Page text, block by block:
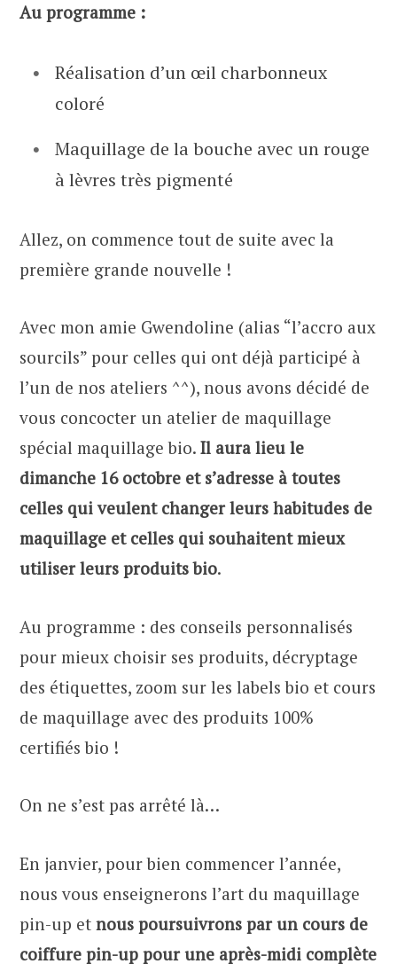
Au programme :
Réalisation d’un œil charbonneux
coloré
Maquillage de la bouche avec un rouge
à lèvres très pigmenté
Allez, on commence tout de suite avec la
première grande nouvelle !
Avec mon amie Gwendoline (alias “l’accro aux
sourcils” pour celles qui ont déjà participé à
l’un de nos ateliers ^^), nous avons décidé de
vous concocter un atelier de maquillage
spécial maquillage bio. Il aura lieu le
dimanche 16 octobre et s’adresse à toutes
celles qui veulent changer leurs habitudes de
maquillage et celles qui souhaitent mieux
utiliser leurs produits bio.
Au programme : des conseils personnalisés
pour mieux choisir ses produits, décryptage
des étiquettes, zoom sur les labels bio et cours
de maquillage avec des produits 100%
certifiés bio !
On ne s’est pas arrêté là…
En janvier, pour bien commencer l’année,
nous vous enseignerons l’art du maquillage
pin-up et nous poursuivrons par un cours de
coiffure pin-up pour une après-midi complète